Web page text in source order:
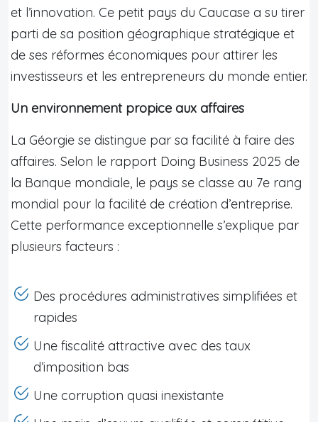
et l’innovation. Ce petit pays du Caucase a su tirer
parti de sa position géographique stratégique et
de ses réformes économiques pour attirer les
investisseurs et les entrepreneurs du monde entier.
Un environnement propice aux affaires
La Géorgie se distingue par sa facilité à faire des
affaires. Selon le rapport Doing Business 2025 de
la Banque mondiale, le pays se classe au 7e rang
mondial pour la facilité de création d’entreprise.
Cette performance exceptionnelle s’explique par
plusieurs facteurs :
Des procédures administratives simplifiées et
rapides
Une fiscalité attractive avec des taux
d’imposition bas
Une corruption quasi inexistante